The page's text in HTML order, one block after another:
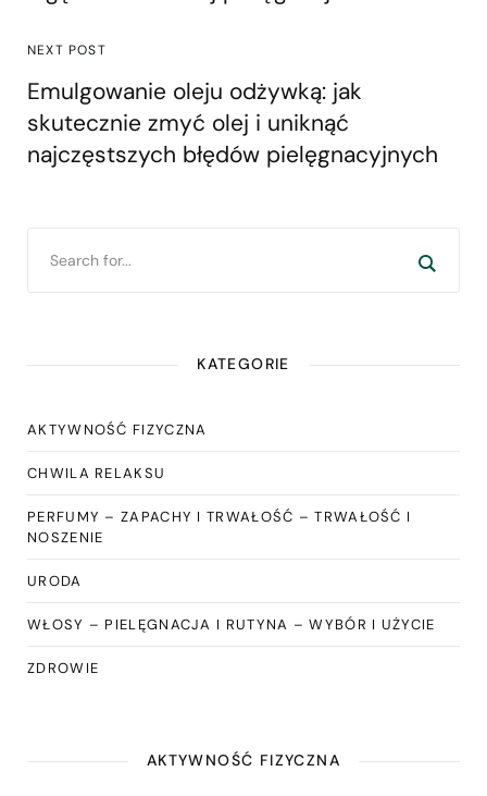
NEXT POST
Emulgowanie oleju odżywką: jak
skutecznie zmyć olej i uniknąć
najczęstszych błędów pielęgnacyjnych
KATEGORIE
AKTYWNOŚĆ FIZYCZNA
CHWILA RELAKSU
PERFUMY – ZAPACHY I TRWAŁOŚĆ – TRWAŁOŚĆ I
NOSZENIE
URODA
WŁOSY – PIELĘGNACJA I RUTYNA – WYBÓR I UŻYCIE
ZDROWIE
AKTYWNOŚĆ FIZYCZNA